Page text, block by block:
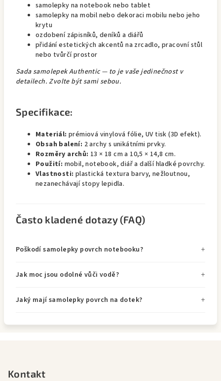
samolepky na notebook nebo tablet
samolepky na mobil nebo dekoraci mobilu nebo jeho
krytu
ozdobení zápisníků, deníků a diářů
přidání estetických akcentů na zrcadlo, pracovní stůl
nebo tvůrčí prostor
Sada samolepek Authentic — to je vaše jedinečnost v
detailech. Zvolte být sami sebou.
Specifikace:
Materiál: prémiová vinylová fólie, UV tisk (3D efekt).
Obsah balení: 2 archy s unikátními prvky.
Rozměry archů: 13 × 18 cm a 10,5 × 14,8 cm.
Použití: mobil, notebook, diář a další hladké povrchy.
Vlastnosti: plastická textura barvy, nežloutnou,
nezanechávají stopy lepidla.
Často kladené dotazy (FAQ)
Poškodí samolepky povrch notebooku?
Jak moc jsou odolné vůči vodě?
Jaký mají samolepky povrch na dotek?
Kontakt